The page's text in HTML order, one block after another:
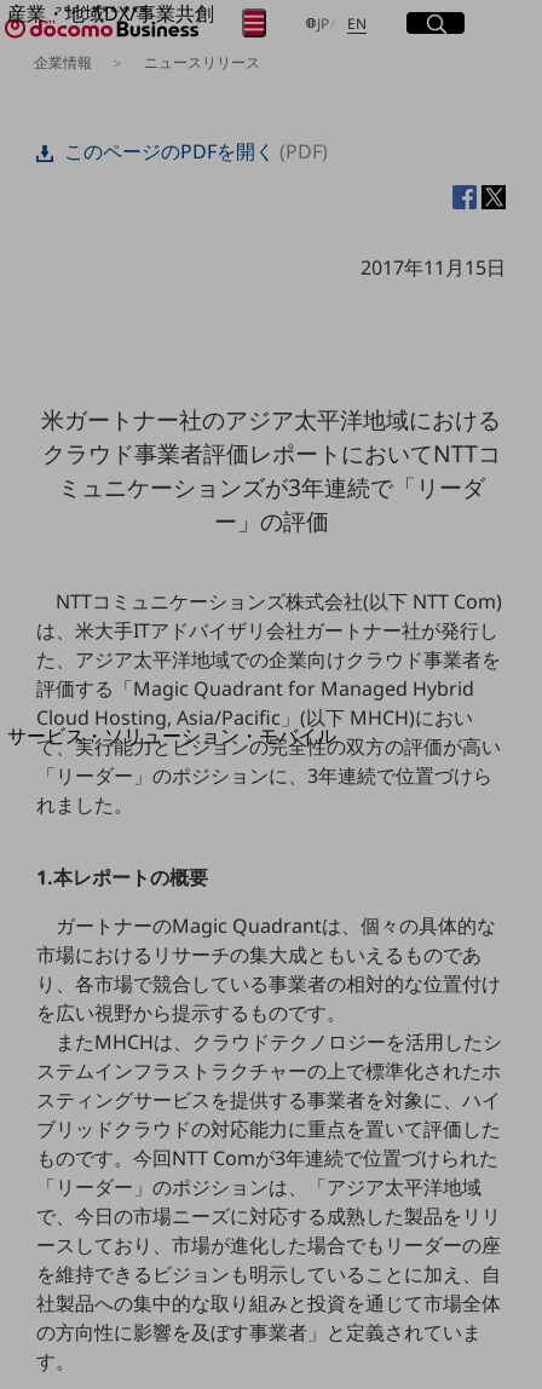
産業・地域DX/事業共創
OPEN HUB for Plural Futures
イベント/ウェビナー
Smart Mobility
Smart Worksite
生成AI(Generative AI)
地域の取り組み
地域社会を支える皆さまと地域課題の解決や
LGPF(Local Government Platform)
別ウィンドウで開きます
サービス・ソリューション・モバイル
サービス・ソリューションTOP
DXに関する課題を解決する
カテゴリーで探すTOP
ネットワーク・モバイル
クラウド・データセンター
電話・映像コミュニケーション
セキュリティ
データ利活用
運用管理
業務支援・マーケティング
災害対策・BCP
JP日本語
EN Englishサイト内検索
開く
メニュー
開く
企業情報 ニュースリリース
このページのPDFを開く(PDF)
2017年11月15日
米ガートナー社のアジア太平洋地域における
クラウド事業者評価レポートにおいてNTTコ
ミュニケーションズが3年連続で「リーダ
ー」の評価
NTTコミュニケーションズ株式会社(以下 NTT Com)
は、米大手ITアドバイザリ会社ガートナー社が発行し
た、アジア太平洋地域での企業向けクラウド事業者を
評価する「Magic Quadrant for Managed Hybrid
Cloud Hosting, Asia/Pacific」(以下 MHCH)におい
て、実行能力とビジョンの完全性の双方の評価が高い
「リーダー」のポジションに、3年連続で位置づけら
れました。
1.本レポートの概要
ガートナーのMagic Quadrantは、個々の具体的な
市場におけるリサーチの集大成ともいえるものであ
り、各市場で競合している事業者の相対的な位置付け
を広い視野から提示するものです。
またMHCHは、クラウドテクノロジーを活用したシ
ステムインフラストラクチャーの上で標準化されたホ
スティングサービスを提供する事業者を対象に、ハイ
ブリッドクラウドの対応能力に重点を置いて評価した
ものです。今回NTT Comが3年連続で位置づけられた
「リーダー」のポジションは、「アジア太平洋地域
で、今日の市場ニーズに対応する成熟した製品をリリ
ースしており、市場が進化した場合でもリーダーの座
を維持できるビジョンも明示していることに加え、自
社製品への集中的な取り組みと投資を通じて市場全体
の方向性に影響を及ぼす事業者」と定義されていま
す。